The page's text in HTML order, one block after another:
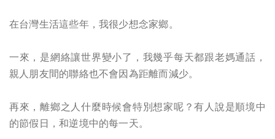
在台灣生活這些年，我很少想念家鄉。
一來，是網絡讓世界變小了，我幾乎每天都跟老媽通話，
親人朋友間的聯絡也不會因為距離而減少。
再來，離鄉之人什麼時候會特別想家呢？有人說是順境中
的節假日，和逆境中的每一天。